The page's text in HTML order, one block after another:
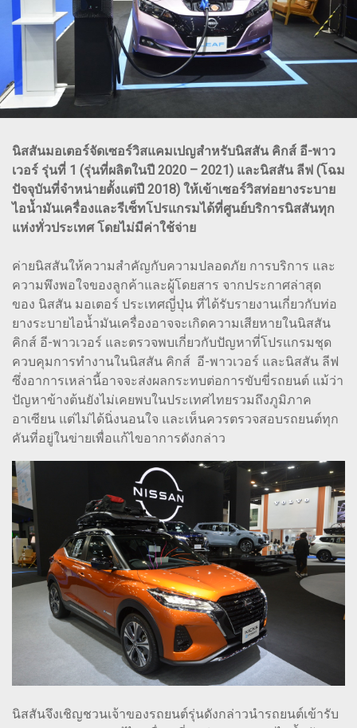
นิสสันมอเตอร์จัดเซอร์วิสแคมเปญสำหรับนิสสัน คิกส์ อี-พาว
เวอร์ รุ่นที่ 1 (รุ่นที่ผลิตในปี 2020 – 2021) และนิสสัน ลีฟ (โฉม
ปัจจุบันที่จำหน่ายตั้งแต่ปี 2018) ให้เข้าเซอร์วิสท่อยางระบาย
ไอน้ำมันเครื่องและรีเซ็ทโปรแกรมได้ที่ศูนย์บริการนิสสันทุก
แห่งทั่วประเทศ โดยไม่มีค่าใช้จ่าย
ค่ายนิสสันให้ความสำคัญกับความปลอดภัย การบริการ และ
ความพึงพอใจของลูกค้าและผู้โดยสาร จากประกาศล่าสุด
ของ นิสสัน มอเตอร์ ประเทศญี่ปุ่น ที่ได้รับรายงานเกี่ยวกับท่อ
ยางระบายไอน้ำมันเครื่องอาจจะเกิดความเสียหายในนิสสัน
คิกส์ อี-พาวเวอร์ และตรวจพบเกี่ยวกับปัญหาที่โปรแกรมชุด
ควบคุมการทำงานในนิสสัน คิกส์ อี-พาวเวอร์ และนิสสัน ลีฟ
ซึ่งอาการเหล่านี้อาจจะส่งผลกระทบต่อการขับขี่รถยนต์ แม้ว่า
ปัญหาข้างต้นยังไม่เคยพบในประเทศไทยรวมถึงภูมิภาค
อาเซียน แต่ไม่ได้นิ่งนอนใจ และเห็นควรตรวจสอบรถยนต์ทุก
คันที่อยู่ในข่ายเพื่อแก้ไขอาการดังกล่าว
นิสสันจึงเชิญชวนเจ้าของรถยนต์รุ่นดังกล่าวนำรถยนต์เข้ารับ